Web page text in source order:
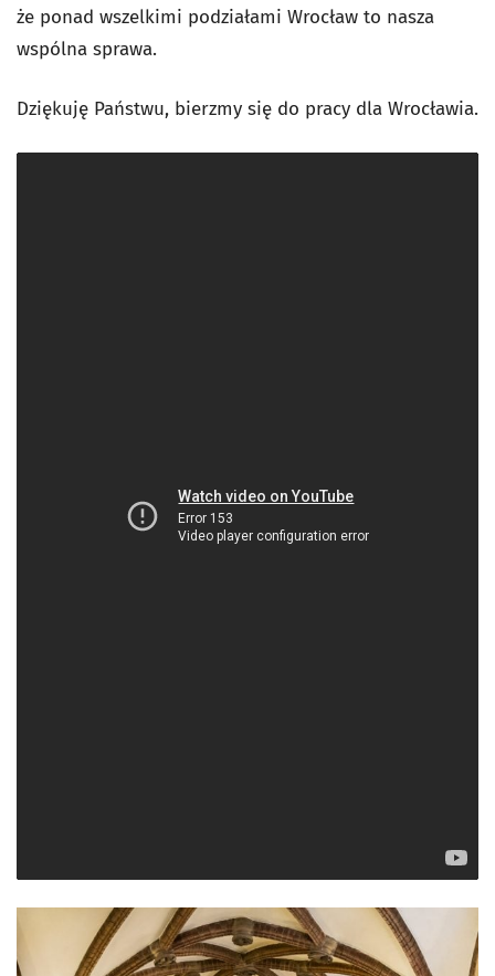
że ponad wszelkimi podziałami Wrocław to nasza
wspólna sprawa.
Dziękuję Państwu, bierzmy się do pracy dla Wrocławia.